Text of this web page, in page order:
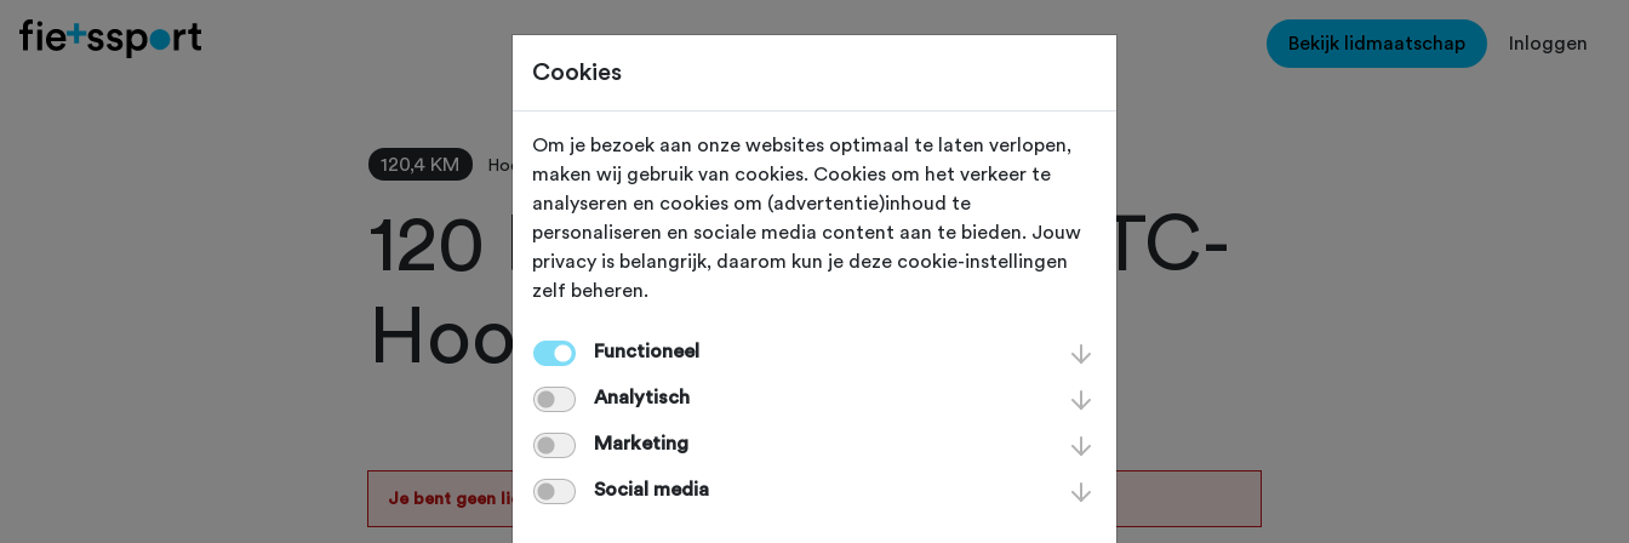
Bekijk lidmaatschap Inloggen
120,4 KM Hoofddorp (Noord Holland)
120 Rondje Stelling RTC-
Hoofddorp
Je bent geen lid van deze club.
Cookies
Om je bezoek aan onze websites optimaal te laten verlopen,
maken wij gebruik van cookies. Cookies om het verkeer te
analyseren en cookies om (advertentie)inhoud te
personaliseren en sociale media content aan te bieden. Jouw
privacy is belangrijk, daarom kun je deze cookie-instellingen
zelf beheren.
Functioneel
Analytisch
Marketing
Social media